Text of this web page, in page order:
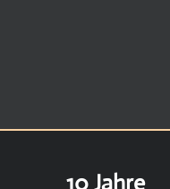
10 Jahre